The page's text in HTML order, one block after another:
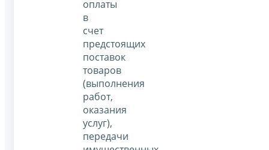
оплаты
в
счет
предстоящих
поставок
товаров
(выполнения
работ,
оказания
услуг),
передачи